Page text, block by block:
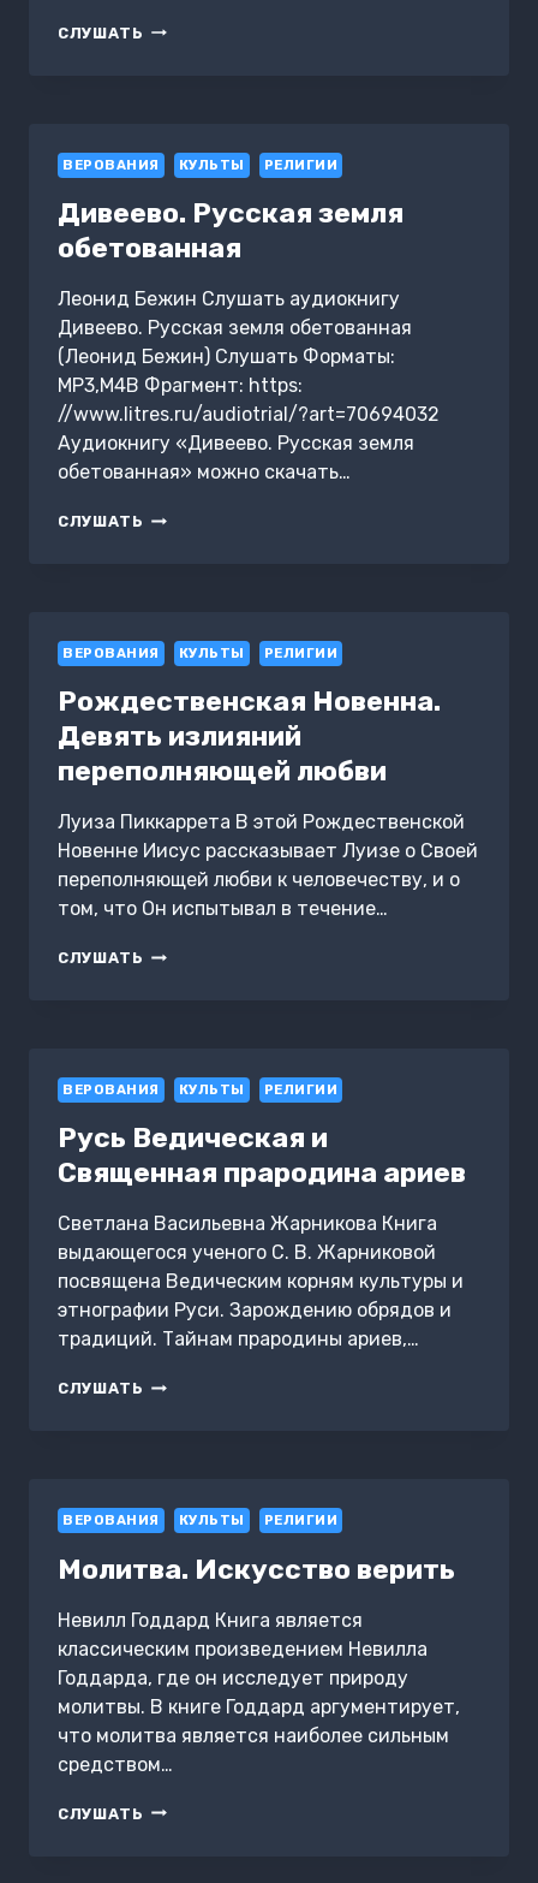
СЛУШАТЬ БУДЬ
И
СОВЕТЫ
ШАМАНА
ВЕРОВАНИЯ КУЛЬТЫ РЕЛИГИИ
Дивеево. Русская земля
обетованная
Леонид Бежин Слушать аудиокнигу
Дивеево. Русская земля обетованная
(Леонид Бежин) Слушать Форматы:
MP3,M4B Фрагмент: https:
//www.litres.ru/audiotrial/?art=70694032
Аудиокнигу «Дивеево. Русская земля
обетованная» можно скачать…
СЛУШАТЬ ДИВЕЕВО.
ВЕРОВАНИЯ КУЛЬТЫ РЕЛИГИИ
Рождественская Новенна.
Девять излияний
переполняющей любви
Луиза Пиккаррета В этой Рождественской
Новенне Иисус рассказывает Луизе о Своей
переполняющей любви к человечеству, и о
том, что Он испытывал в течение…
СЛУШАТЬ РОЖДЕСТВЕНСКАЯ
ВЕРОВАНИЯ КУЛЬТЫ РЕЛИГИИ
Русь Ведическая и
Священная прародина ариев
Светлана Васильевна Жарникова Книга
выдающегося ученого С. В. Жарниковой
посвящена Ведическим корням культуры и
этнографии Руси. Зарождению обрядов и
традиций. Тайнам прародины ариев,…
СЛУШАТЬ РУСЬ
ВЕРОВАНИЯ КУЛЬТЫ РЕЛИГИИ
Молитва. Искусство верить
Невилл Годдард Книга является
классическим произведением Невилла
Годдарда, где он исследует природу
молитвы. В книге Годдард аргументирует,
что молитва является наиболее сильным
средством…
СЛУШАТЬ МОЛИТВА.